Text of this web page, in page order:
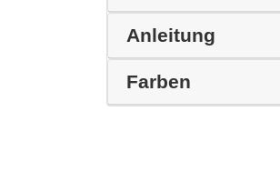
Anleitung
Farben